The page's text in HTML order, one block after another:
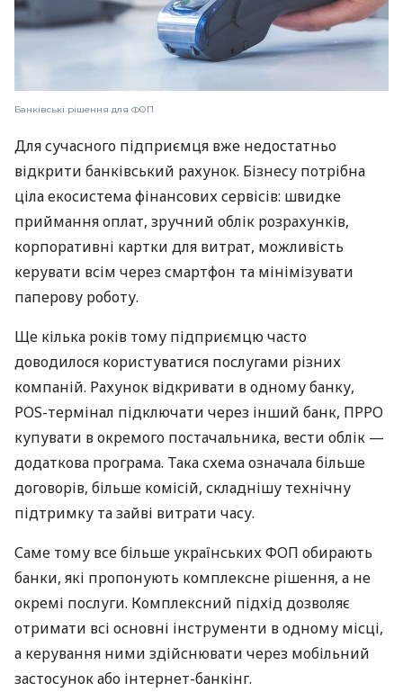
Банківські рішення для ФОП
Для сучасного підприємця вже недостатньо
відкрити банківський рахунок. Бізнесу потрібна
ціла екосистема фінансових сервісів: швидке
приймання оплат, зручний облік розрахунків,
корпоративні картки для витрат, можливість
керувати всім через смартфон та мінімізувати
паперову роботу.
Ще кілька років тому підприємцю часто
доводилося користуватися послугами різних
компаній. Рахунок відкривати в одному банку,
POS-термінал підключати через інший банк, ПРРО
купувати в окремого постачальника, вести облік —
додаткова програма. Така схема означала більше
договорів, більше комісій, складнішу технічну
підтримку та зайві витрати часу.
Саме тому все більше українських ФОП обирають
банки, які пропонують комплексне рішення, а не
окремі послуги. Комплексний підхід дозволяє
отримати всі основні інструменти в одному місці,
а керування ними здійснювати через мобільний
застосунок або інтернет-банкінг.